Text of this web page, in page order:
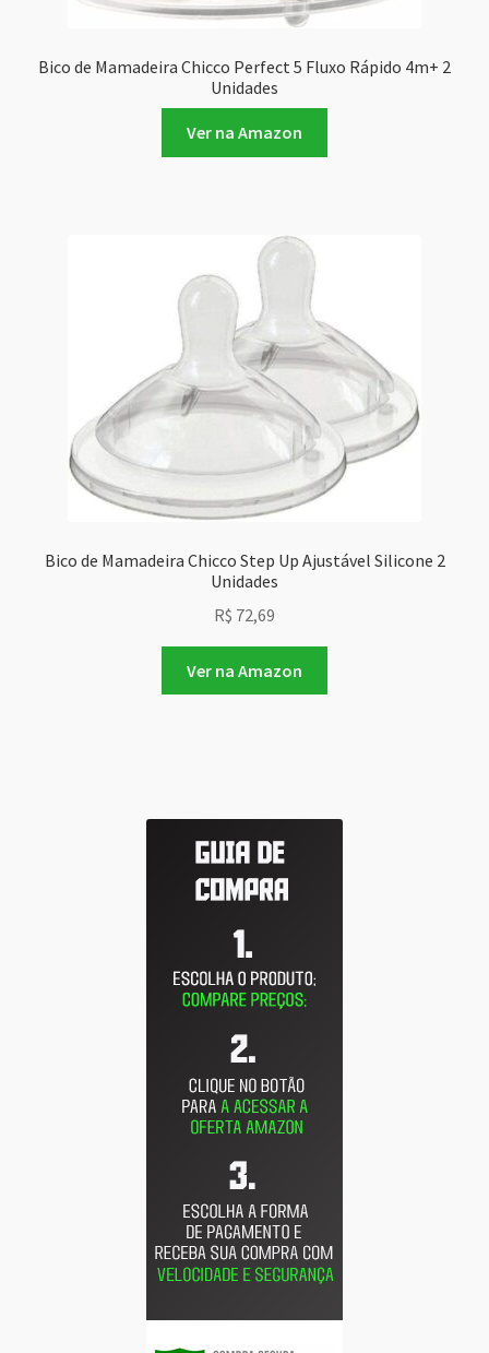
Bico de Mamadeira Chicco Perfect 5 Fluxo Rápido 4m+ 2
Unidades
Ver na Amazon
Bico de Mamadeira Chicco Step Up Ajustável Silicone 2
Unidades
R$ 72,69
Ver na Amazon